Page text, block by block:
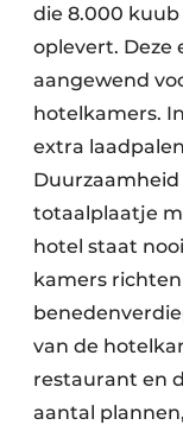
die 8.000 kuub
oplevert. Deze
aangewend
hotelkamers.
extra
totaalplaatje
hotel staat
kamers
van de
restaurant en
aantal